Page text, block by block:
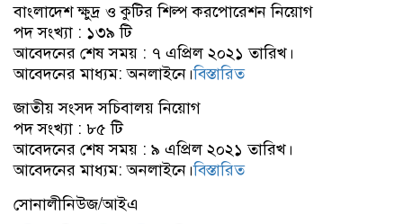
বাংলাদেশ ক্ষুদ্র ও কুটির শিল্প করপোরেশন নিয়োগ
পদ সংখ্যা : ১৩৯ টি
আবেদনের শেষ সময় : ৭ এপ্রিল ২০২১ তারিখ।
আবেদনের মাধ্যম: অনলাইনে।বিস্তারিত
জাতীয় সংসদ সচিবালয় নিয়োগ
পদ সংখ্যা : ৮৫ টি
আবেদনের শেষ সময় : ৯ এপ্রিল ২০২১ তারিখ।
আবেদনের মাধ্যম: অনলাইনে।বিস্তারিত
সোনালীনিউজ/আইএ